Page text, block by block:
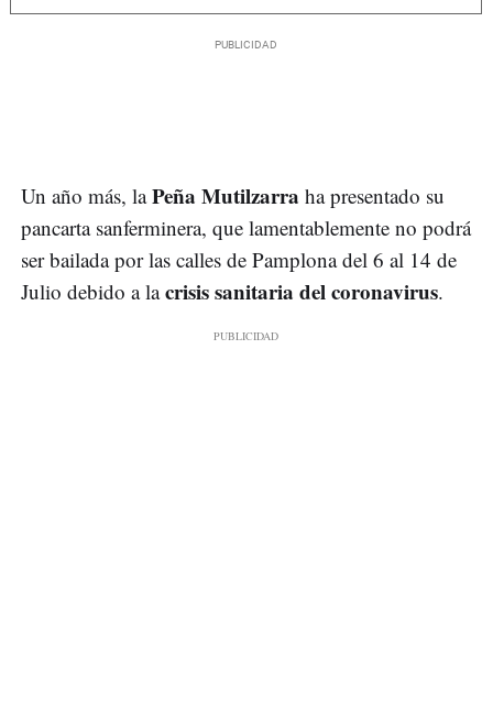
Un año más, laPeña Mutilzarra ha presentado su
pancarta sanferminera, que lamentablemente no podrá
ser bailada por las calles de Pamplona del 6 al 14 de
Julio debido a lacrisis sanitaria del coronavirus.